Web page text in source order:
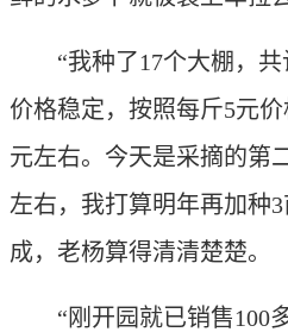
“我种了17个大棚，共
价格稳定，按照每斤5元
元左右。今天是采摘的第
左右，我打算明年再加种
成，老杨算得清清楚楚。
“刚开园就已销售100